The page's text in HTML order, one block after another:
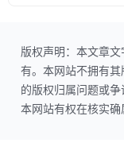
版权声明：本文章
有。本网站不拥有
的版权归属问题或争
本网站有权在核实确